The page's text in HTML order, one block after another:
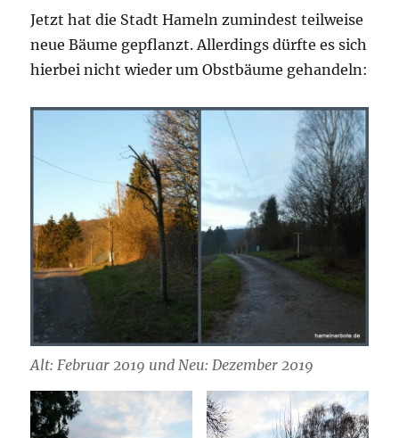
Jetzt hat die Stadt Hameln zumindest teilweise
neue Bäume gepflanzt. Allerdings dürfte es sich
hierbei nicht wieder um Obstbäume gehandeln:
Alt: Februar 2019 und Neu: Dezember 2019